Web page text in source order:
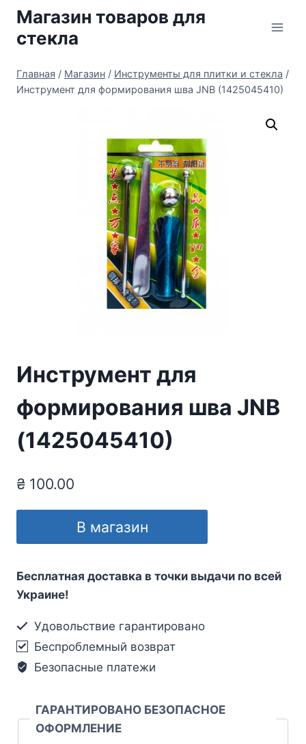
Перейти
содержимому
Магазин товаров для
стекла
Главная / Магазин / Инструменты для плитки и стекла /
Инструмент для формирования шва JNB (1425045410)
Инструмент для
формирования шва JNB
(1425045410)
₴ 100.00
В магазин
Бесплатная доставка в точки выдачи по всей
Украине!
Удовольствие гарантировано
Беспроблемный возврат
Безопасные платежи
ГАРАНТИРОВАНО БЕЗОПАСНОЕ
ОФОРМЛЕНИЕ